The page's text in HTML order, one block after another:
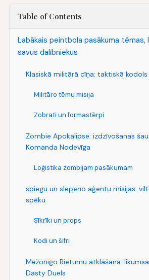
Table of Contents
Labākais peintbola pasākuma tēmas,
savus dalībniekus
Klasiskā militārā cīņa: taktiskā kodols
Militāro tēmu misija
Zobrati un formastērpi
Zombie Apokalipse: izdzīvošanas
Komanda Nodevīga
Loģistika zombijam pasākumam
spiegu un slepeno aģentu misijas:
spēku
Sīkrīki un props
Kodi un šifri
Mežonīgo Rietumu atklāšana:
Dasty Duels